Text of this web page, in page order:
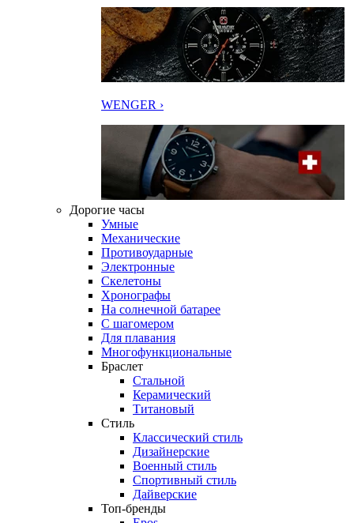
WENGER ›
Дорогие часы
Умные
Механические
Противоударные
Электронные
Скелетоны
Хронографы
На солнечной батарее
С шагомером
Для плавания
Многофункциональные
Браслет
Стальной
Керамический
Титановый
Стиль
Классический стиль
Дизайнерские
Военный стиль
Спортивный стиль
Дайверские
Топ-бренды